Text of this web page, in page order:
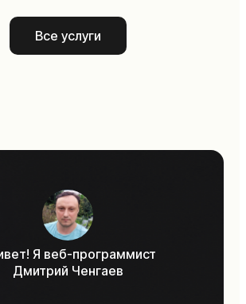
Все услуги
Я веб-программист
Дмитрий Ченгаев